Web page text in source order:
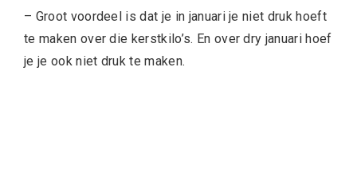
– Groot voordeel is dat je in januari je niet druk hoeft
te maken over die kerstkilo’s. En over dry januari hoef
je je ook niet druk te maken.